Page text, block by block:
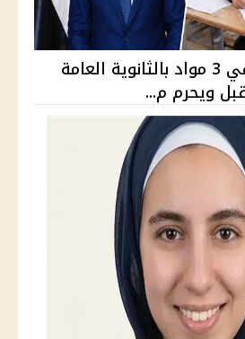
التعليم: الراسب في 3 مواد بالثانوية العامة
ويحرم م...